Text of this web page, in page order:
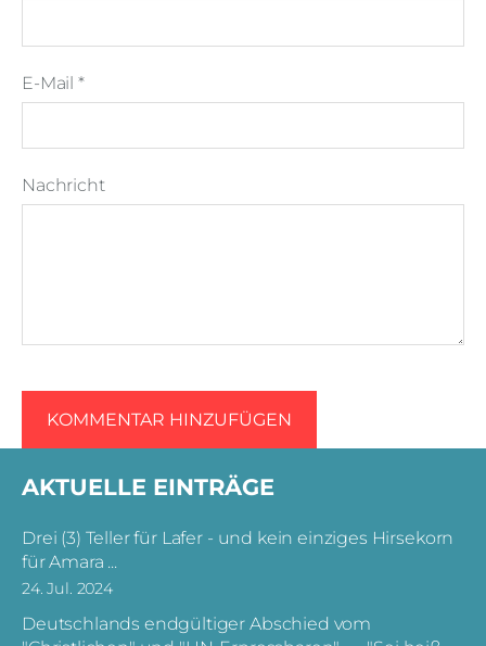
AKTUELLE EINTRÄGE
Drei (3) Teller für Lafer - und kein einziges Hirsekorn
für Amara ...
24. Jul. 2024
Deutschlands endgültiger Abschied vom
E-Mail *
Nachricht